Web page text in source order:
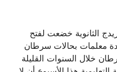
الثانوية خضعت لفتح
معلمات بحالات سرطان
خلال السنوات القليلة